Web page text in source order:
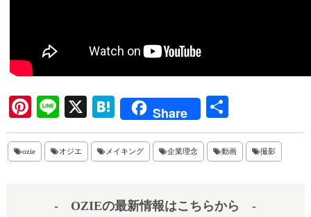
Pi
nt
er
Li
ne
X
H
at
en
Share
有
ozie オジエ メイキング 企業理念 動画 撮影
- OZIEの最新情報はこちらから -